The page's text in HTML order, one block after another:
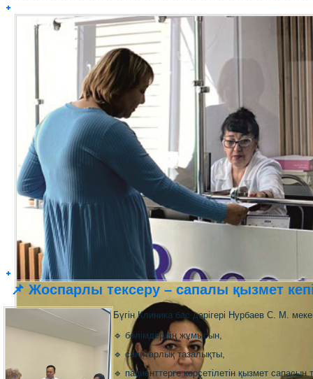
📌 Жоспарлы тексеру – сапалы қызмет
Бүгін Клиника бас дәрігері Нурбаев С. М.
🔹 бөлімдердің жұмысын,
🔹 санитарлық тазалықты,
🔹 пациенттерге көрсетілетін қызмет сапасын